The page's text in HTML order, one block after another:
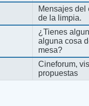
Mensajes del
de la limpia.
¿Tienes
alguna cosa
mesa?
Cineforum,
propuestas